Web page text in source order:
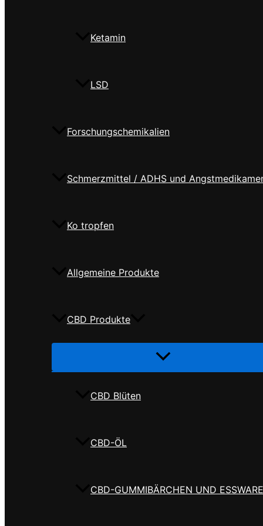
Ketamin
LSD
Forschungschemikalien
Schmerzmittel / ADHS und
Ko tropfen
Allgemeine Produkte
CBD Produkte
Menü
CBD Blüten
CBD-ÖL
CBD-GUMMIBÄRCHEN UND